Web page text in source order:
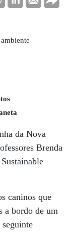
da Nova
Brenda
caninos que
a bordo de um